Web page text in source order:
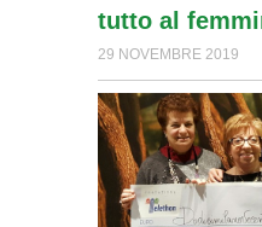
tutto al
29 NOVEMBRE 2019